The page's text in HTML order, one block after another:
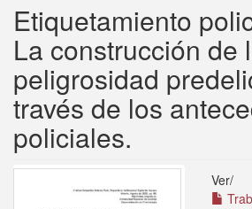
Etiquetamiento
La construcción de
peligrosidad
través de los
policiales.
Ver/